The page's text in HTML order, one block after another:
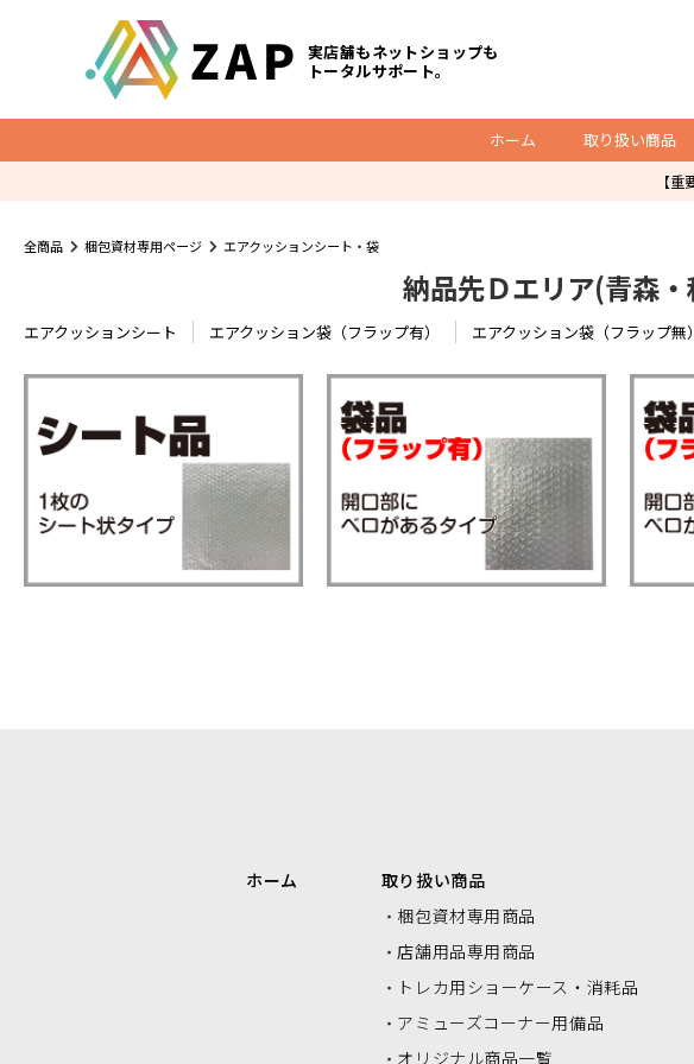
実店舗もネットショップも
トータルサポート。
ホーム 取り扱い商品
底マチ付ビニールクッションバッグ
クッション封筒
宅配ビニール袋
ダンボール
宅配袋
エアクッションロール・エアクッシ
ョンシート
OP製品
ダミーケース
トレカ販売用品
POSレジ用ラベル
クリアBOX
【
全商品 梱包資材専用ページ エアクッションシート・袋
納品先Ｄエリア(青森
エアクッションシート エアクッション袋（フラップ有） エアクッション袋（フラップ無）
ホーム
取り扱い商品
梱包資材専用商品
店舗用品専用商品
トレカ用ショーケース・消耗品
アミューズコーナー用備品
オリジナル商品一覧